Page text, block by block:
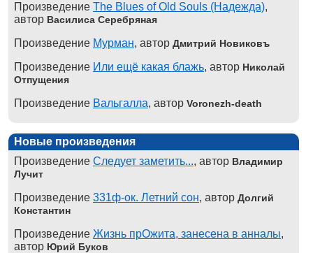
Произведение The Blues of Old Souls (Надежда),
автор Василиса Серебряная
Произведение Мурман, автор Дмитрий Новиковъ
Произведение Или ещё какая блажь, автор Николай
Отпущения
Произведение Вальгалла, автор Voronezh-death
Новые произведения
Произведение Следует заметить..., автор Владимир
Лучит
Произведение 331ф-ок. Летний сон, автор Долгий
Константин
Произведение Жизнь прОжита, занесена в анналы,
автор Юрий Буков